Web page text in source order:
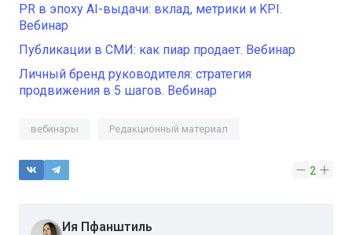
PR в эпоху AI-выдачи: вклад, метрики и KPI.
Вебинар
Публикации в СМИ: как пиар продает. Вебинар
Личный бренд руководителя: стратегия
продвижения в 5 шагов. Вебинар
вебинары Редакционный материал
2
Ия Пфанштиль